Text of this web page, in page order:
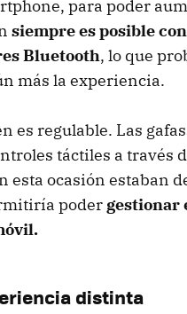
para poder
siempre es posible
Bluetooth, lo que
más la experiencia.
es regulable. Las
táctiles a través
esta ocasión estaban
poder gestionar
distinta